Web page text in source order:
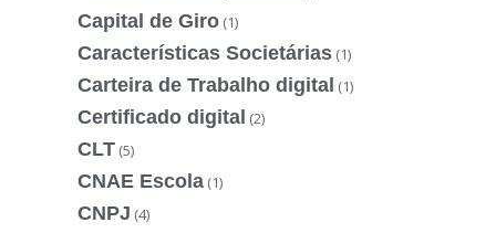
Capital de Giro (1)
Características Societárias (1)
Carteira de Trabalho digital (1)
Certificado digital (2)
CLT (5)
CNAE Escola (1)
CNPJ (4)